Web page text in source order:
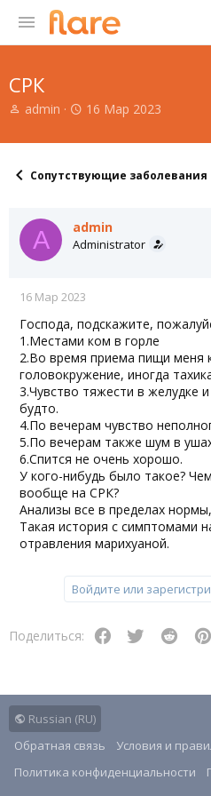
СРК
А
т
м
admin
Д
т
н
а
л
16 Мар 2023
Сопутствующие заболевания
A admin
Administrator
16 Мар 2023
Господа, подскажите,
1.Местами ком в горле
2.Во время приема пищи меня
головокружение, иногда
3.Чувство тяжести в желудке
будто.
4.По вечерам чувство
5.По вечерам также шум в
6.Спится не очень хорошо.
У кого-нибудь было такое?
вообще на СРК?
Анализы все в пределах
Такая история с симптомами
отравления марихуаной.
Войдите или
Поделиться: Facebook
Twitter Reddit
Russian (RU)
Обратная связь
Условия и
Политика конфиденциальности